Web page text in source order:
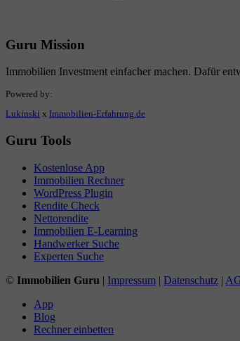
Guru Mission
Immobilien Investment einfacher machen. Dafür
Powered by:
Lukinski x Immobilien-Erfahrung.de
Guru Tools
Kostenlose App
Immobilien Rechner
WordPress Plugin
Rendite Check
Nettorendite
Immobilien E-Learning
Handwerker Suche
Experten Suche
© Immobilien Guru | Impressum | Datenschutz |
App
Blog
Rechner einbetten